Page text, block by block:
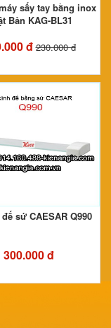
sấy tay bằng inox
Bản KAG-BL31
đ 230.000 đ
sứ CAESAR Q990
300.000 đ